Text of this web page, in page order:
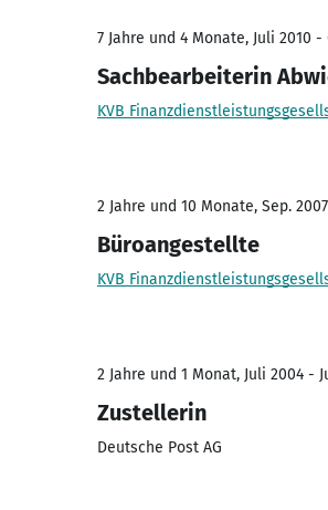
7 Jahre und 4 Monate, Juli 2010 -
Sachbearbeiterin
KVB
2 Jahre und 10 Monate, Sep.
Büroangestellte
KVB
2 Jahre und 1 Monat, Juli 2004 -
Zustellerin
Deutsche Post AG